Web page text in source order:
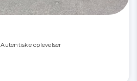
oplevelser